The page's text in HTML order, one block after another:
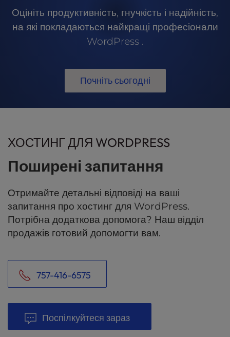
Оцініть продуктивність, гнучкість і надійність,
на які покладаються найкращі професіонали
WordPress .
Почніть сьогодні
ХОСТИНГ ДЛЯ WORDPRESS
Поширені запитання
Отримайте детальні відповіді на ваші
запитання про хостинг для WordPress.
Потрібна додаткова допомога? Наш відділ
продажів готовий допомогти вам.
757-416-6575
Поспілкуйтеся зараз